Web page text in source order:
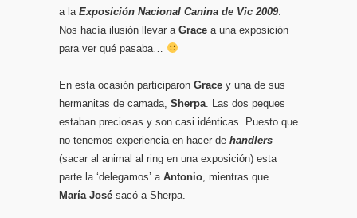
a laExposición Nacional Canina de Vic 2009.
Nos hacía ilusión llevar a Grace a una exposición
para ver qué pasaba…
En esta ocasión participaron Grace y una de sus
hermanitas de camada, Sherpa. Las dos peques
estaban preciosas y son casi idénticas. Puesto que
no tenemos experiencia en hacer de handlers
(sacar al animal al ring en una exposición) esta
parte la ‘delegamos’ a Antonio, mientras que
María José sacó a Sherpa.